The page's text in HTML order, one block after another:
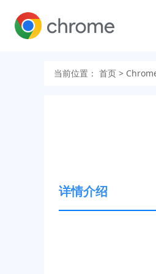
当前位置： 首页 >
详情介绍